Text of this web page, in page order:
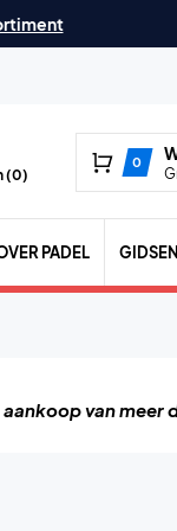
(0)
0
PADEL GIDSEN
van meer